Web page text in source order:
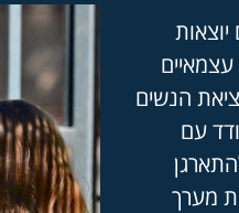
הנשים
עם
מערך